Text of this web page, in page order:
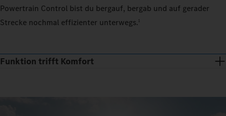
Powertrain Control bist du bergauf, bergab und auf gerader
Strecke nochmal effizienter unterwegs.1
Funktion trifft Komfort